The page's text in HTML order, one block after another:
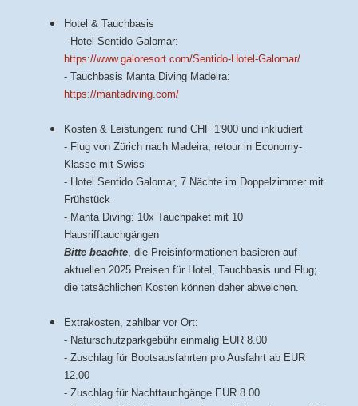
Hotel & Tauchbasis
- Hotel Sentido Galomar:
https://www.galoresort.com/Sentido-Hotel-Galomar/
- Tauchbasis Manta Diving Madeira:
https://mantadiving.com/
Kosten & Leistungen: rund CHF 1'900 und inkludiert
- Flug von Zürich nach Madeira, retour in Economy-
Klasse mit Swiss
- Hotel Sentido Galomar, 7 Nächte im Doppelzimmer mit
Frühstück
- Manta Diving: 10x Tauchpaket mit 10
Hausrifftauchgängen
Bitte beachte , die Preisinformationen basieren auf
aktuellen 2025 Preisen für Hotel, Tauchbasis und Flug;
die tatsächlichen Kosten können daher abweichen.
Extrakosten, zahlbar vor Ort:
- Naturschutzparkgebühr einmalig EUR 8.00
- Zuschlag für Bootsausfahrten pro Ausfahrt ab EUR
12.00
- Zuschlag für Nachttauchgänge EUR 8.00